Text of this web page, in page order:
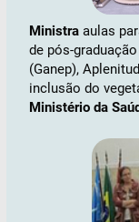
Ministra aulas
de pós-
(Ganep),
inclusão do
Ministério da